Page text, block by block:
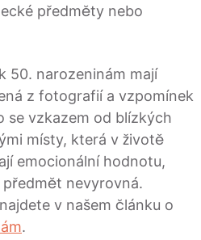
předměty nebo
50. narozeninám mají
z fotografií a vzpomínek
se vzkazem od blízkých
místy, která v životě
emocionální hodnotu,
nevyrovná.
v našem článku o
.